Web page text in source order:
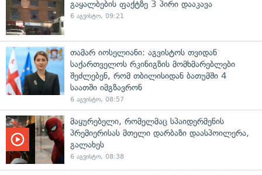
გაყალბების ფაქტზე 3 პირი დააკავა
6 აგვისტო, 09:21
თამარ იოსელიანი: აგვისტოს თვიდან
საქართველოს რკინიგზის მომხმარებლები
შეძლებენ, რომ თბილისიდან ბათუმში 4
საათში იმგზავრონ
6 აგვისტო, 08:57
მაყურებელი, რომელმაც სპაიდერმენის
პრემიერისას მთელი დარბაზი დაასპოილერა,
გალახეს
6 აგვისტო, 08:38